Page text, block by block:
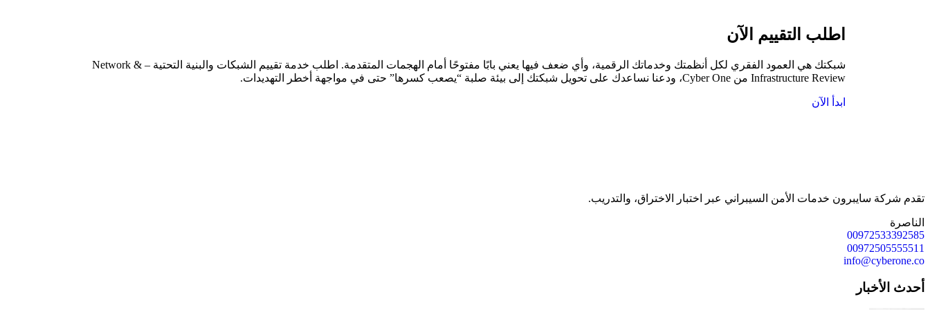
اطلب التقييم الآن
شبكتك هي العمود الفقري لكل أنظمتك وخدماتك الرقمية، وأي ضعف فيها يعني بابًا مفتوحًا أمام الهجمات المتقدمة. اطلب خدمة تقييم الشبكات والبنية التحتية – Network &
Infrastructure Review من Cyber One، ودعنا نساعدك على تحويل شبكتك إلى بيئة صلبة “يصعب كسرها” حتى في مواجهة أخطر التهديدات.
ابدأ الآن
تقدم شركة سايبرون خدمات الأمن السيبراني عبر اختبار الاختراق، والتدريب.
الناصرة
00972533392585
00972505555511
info@cyberone.co
أحدث الأخبار